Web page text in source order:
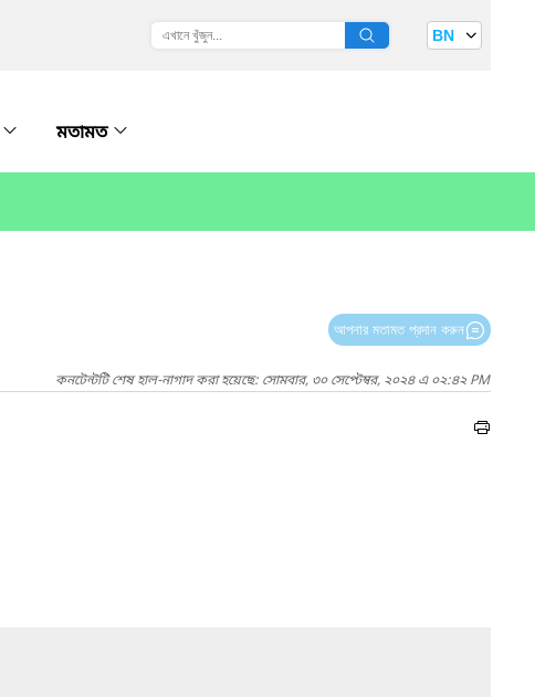
BN
মতামত
আপনার মতামত প্রদান করুন
কনটেন্টটি শেষ হাল-নাগাদ করা হয়েছে: সোমবার, ৩০ সেপ্টেম্বর, ২০২৪ এ ০২:৪২ PM